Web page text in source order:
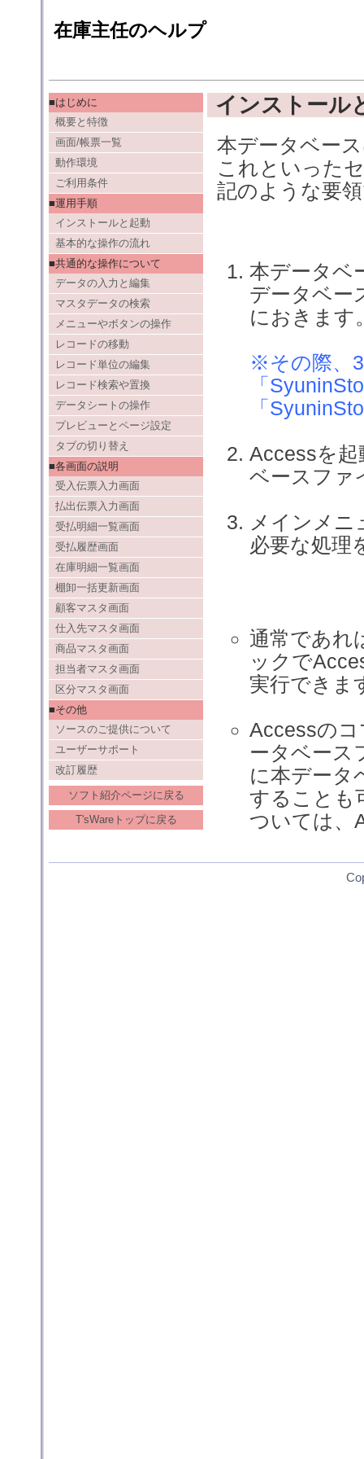
在庫主任のヘルプ
インストール
本データベー
これといった
記のような要
本データベ
データベー
におきます
※その際、
「
「
Accessを
ベースファ
メインメニ
必要な処理
通常であれ
ックで
実行できま
Accessの
ータベース
に本データ
することも
ついては、
■はじめに
概要と特徴
画面/帳票一覧
動作環境
ご利用条件
■運用手順
インストールと起動
基本的な操作の流れ
■共通的な操作について
データの入力と編集
マスタデータの検索
メニューやボタンの操作
レコードの移動
レコード単位の編集
レコード検索や置換
データシートの操作
プレビューとページ設定
タブの切り替え
■各画面の説明
受入伝票入力画面
払出伝票入力画面
受払明細一覧画面
受払履歴画面
在庫明細一覧画面
棚卸一括更新画面
顧客マスタ画面
仕入先マスタ画面
商品マスタ画面
担当者マスタ画面
区分マスタ画面
■その他
ソースのご提供について
ユーザーサポート
改訂履歴
ソフト紹介ページに戻る
T'sWareトップに戻る